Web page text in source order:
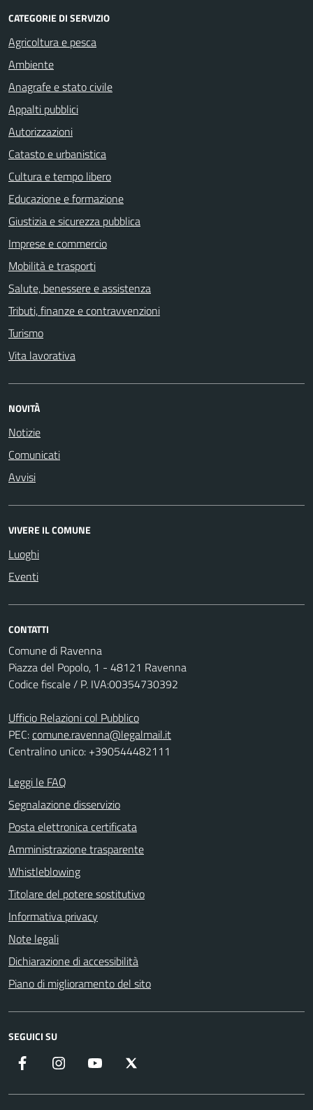
CATEGORIE DI SERVIZIO
Agricoltura e pesca
Ambiente
Anagrafe e stato civile
Appalti pubblici
Autorizzazioni
Catasto e urbanistica
Cultura e tempo libero
Educazione e formazione
Giustizia e sicurezza pubblica
Imprese e commercio
Mobilità e trasporti
Salute, benessere e assistenza
Tributi, finanze e contravvenzioni
Turismo
Vita lavorativa
NOVITÀ
Notizie
Comunicati
Avvisi
VIVERE IL COMUNE
Luoghi
Eventi
CONTATTI
Comune di Ravenna
Piazza del Popolo, 1 - 48121 Ravenna
Codice fiscale / P. IVA:00354730392
Ufficio Relazioni col Pubblico
PEC:comune.ravenna@legalmail.it
Centralino unico: +390544482111
Leggi le FAQ
Segnalazione disservizio
Posta elettronica certificata
Amministrazione trasparente
Whistleblowing
Titolare del potere sostitutivo
Informativa privacy
Note legali
Dichiarazione di accessibilità
Piano di miglioramento del sito
SEGUICI SU
Facebook Instagram YouTube